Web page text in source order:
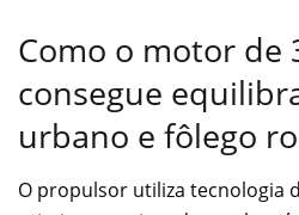
Como o motor de
consegue
urbano e fôlego
O propulsor utiliza tecnologia